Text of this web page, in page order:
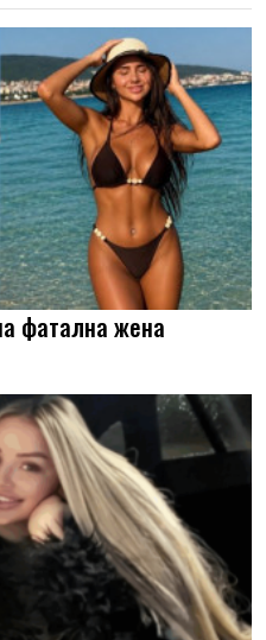
фатална жена